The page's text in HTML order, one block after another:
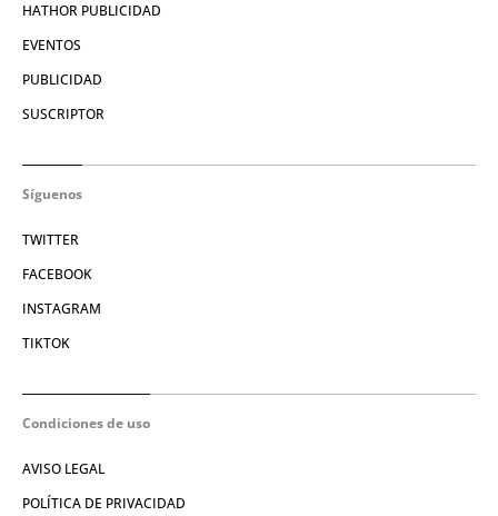
HATHOR PUBLICIDAD
EVENTOS
PUBLICIDAD
SUSCRIPTOR
Síguenos
TWITTER
FACEBOOK
INSTAGRAM
TIKTOK
Condiciones de uso
AVISO LEGAL
POLÍTICA DE PRIVACIDAD